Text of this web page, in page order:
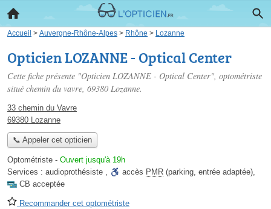
Accueil > Auvergne-Rhône-Alpes > Rhône > Lozanne
Opticien LOZANNE - Optical Center
Cette fiche présente "Opticien LOZANNE - Optical Center", optométriste
situé chemin du vavre, 69380 Lozanne.
33 chemin du Vavre
69380 Lozanne
📞 Appeler cet opticien
Optométriste - Ouvert jusqu'à 19h
Services : audioprothésiste , accès PMR (parking, entrée adaptée),
CB acceptée
Recommander cet optométriste